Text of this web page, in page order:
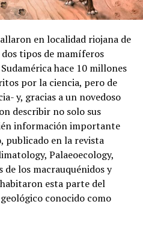
en localidad riojana de
tipos de mamíferos
hace 10 millones
por la ciencia, pero de
y, gracias a un novedoso
describir no solo sus
información importante
publicado en la revista
Palaeoecology,
los macrauquénidos y
esta parte del
conocido como